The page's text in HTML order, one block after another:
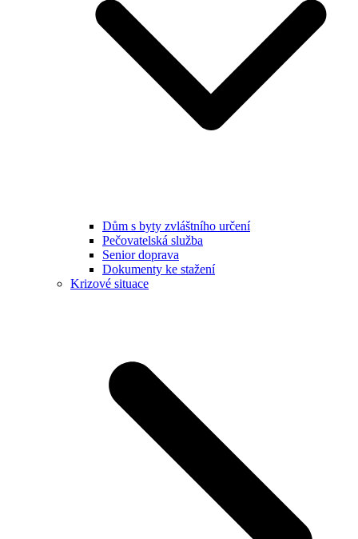
Dům s byty zvláštního určení
Pečovatelská služba
Senior doprava
Dokumenty ke stažení
Krizové situace